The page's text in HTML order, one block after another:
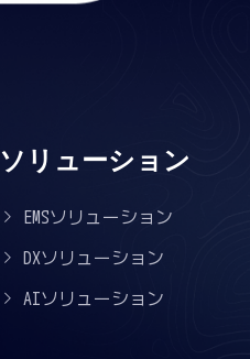
ソリューション
EMSソリューション
DXソリューション
AIソリューション